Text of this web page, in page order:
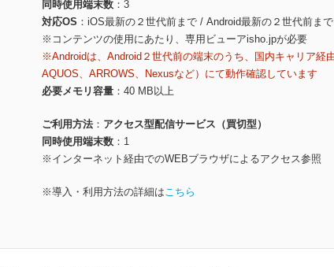
同時使用端末数
3
対応OS
iOS最新の２世代前まで / Android最新の２世代前まで
※コンテンツの使用にあたり、専用ビューアisho.jpが必要
※Androidは、Android２世代前の端末のうち、国内キャリア経
AQUOS、ARROWS、Nexusなど）にて動作確認しています
必要メモリ容量
40 MB以上
ご利用方法
アクセス型配信サービス（買切型）
同時使用端末数
1
※インターネット経由でのWEBブラウザによるアクセス参照
※導入・利用方法の詳細はこちら